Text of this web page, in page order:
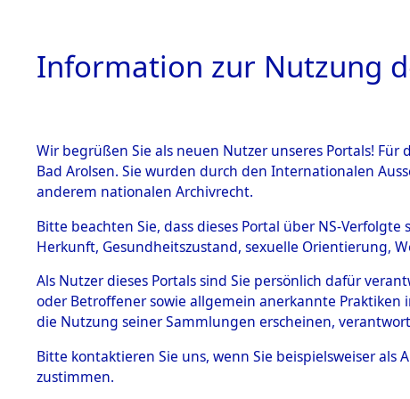
HOME
BESTÄNDE
Inhaftierungsdoku
mente
5. Verschiedenes
Todesmärsche
5.3.1 Alliierte
Alliierten
Information zur Nutzung
Wir begrüßen Sie als neuen Nutzer unseres Portals!
Bad Arolsen. Sie wurden durch den Internationalen
anderem nationalen Archivrecht.
Bitte beachten Sie, dass dieses Portal über NS-
Herkunft, Gesundheitszustand, sexuelle Orientierung,
Als Nutzer dieses Portals sind Sie persönlich dafür
oder Betroffener sowie allgemein anerkannte
die Nutzung seiner Sammlungen erscheinen,
Bitte kontaktieren Sie uns, wenn Sie beispielsweiser
zustimmen.